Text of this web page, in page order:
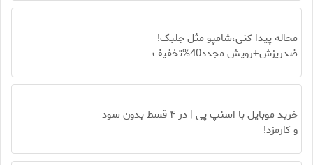
محاله پیدا کنی،شامپو مثل جلبک!
ضدریزش+رویش مجدد40%تخفیف
خرید موبایل با اسنپ پی | در ۴ قسط بدون سود
و کارمزد!